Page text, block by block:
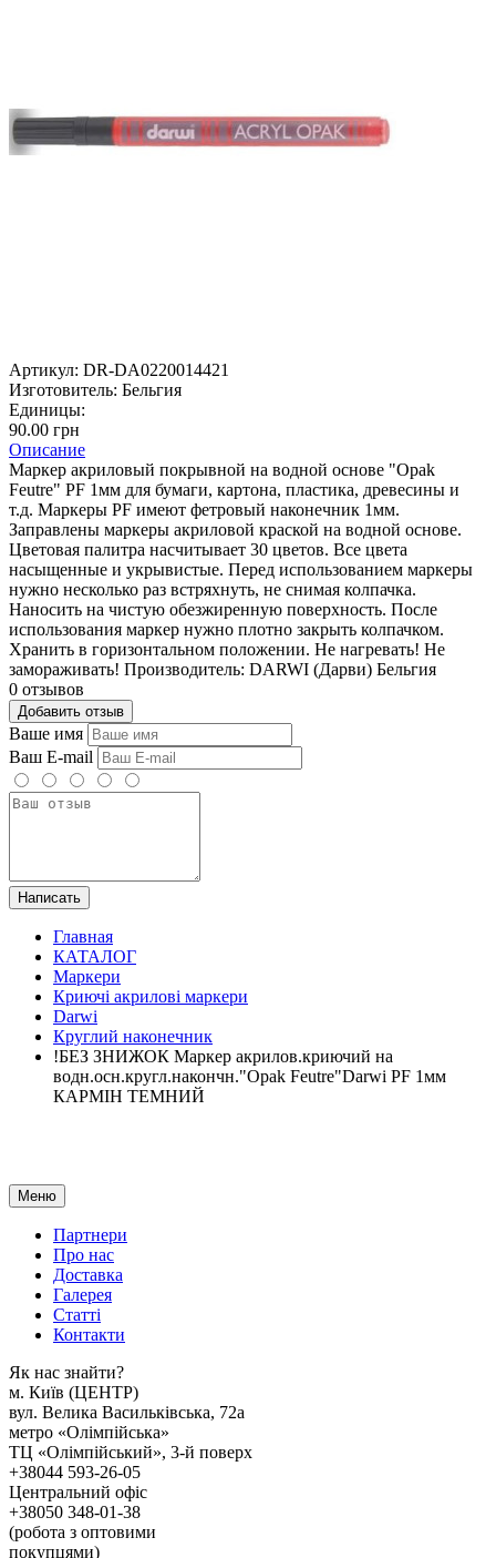
Артикул: DR-DA0220014421
Изготовитель: Бельгия
Единицы:
90.00 грн
Описание
Маркер акриловый покрывной на водной основе "Opak
Feutre" PF 1мм для бумаги, картона, пластика, древесины и
т.д. Маркеры PF имеют фетровый наконечник 1мм.
Заправлены маркеры акриловой краской на водной основе.
Цветовая палитра насчитывает 30 цветов. Все цвета
насыщенные и укрывистые. Перед использованием маркеры
нужно несколько раз встряхнуть, не снимая колпачка.
Наносить на чистую обезжиренную поверхность. После
использования маркер нужно плотно закрыть колпачком.
Хранить в горизонтальном положении. Не нагревать! Не
замораживать! Производитель: DARWI (Дарви) Бельгия
0 отзывов
Добавить отзыв
Ваше имя
Ваш E-mail
Написать
Главная
КАТАЛОГ
Маркери
Криючі акрилові маркери
Darwi
Круглий наконечник
!БЕЗ ЗНИЖОК Маркер акрилов.криючий на
водн.осн.кругл.накончн."Opak Feutre"Darwi PF 1мм
КАРМІН ТЕМНИЙ
Меню
Партнери
Про нас
Доставка
Галерея
Статтi
Контакти
Як наc знайти?
м. Киïв (ЦЕНТР)
вул. Велика Васильківська, 72а
метро «Олімпійська»
ТЦ «Олімпійський», 3-й поверх
+38044 593-26-05
Центральний офіс
+38050 348-01-38
(робота з оптовими
покупцями)